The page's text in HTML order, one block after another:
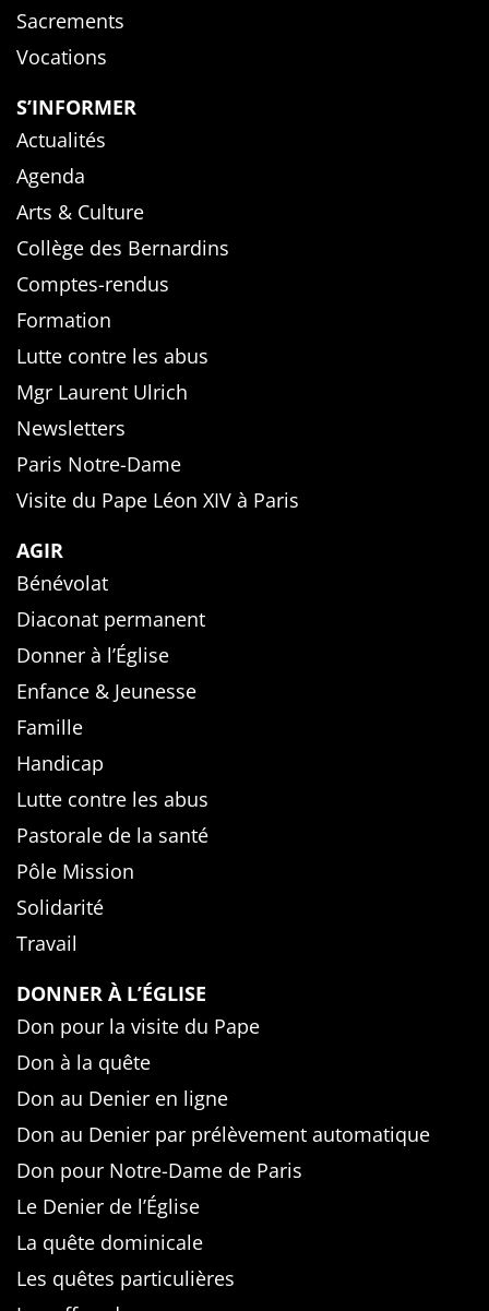
Sacrements
Vocations
S’INFORMER
Actualités
Agenda
Arts & Culture
Collège des Bernardins
Comptes-rendus
Formation
Lutte contre les abus
Mgr Laurent Ulrich
Newsletters
Paris Notre-Dame
Visite du Pape Léon XIV à Paris
AGIR
Bénévolat
Diaconat permanent
Donner à l’Église
Enfance & Jeunesse
Famille
Handicap
Lutte contre les abus
Pastorale de la santé
Pôle Mission
Solidarité
Travail
DONNER À L’ÉGLISE
Don pour la visite du Pape
Don à la quête
Don au Denier en ligne
Don au Denier par prélèvement automatique
Don pour Notre-Dame de Paris
Le Denier de l’Église
La quête dominicale
Les quêtes particulières